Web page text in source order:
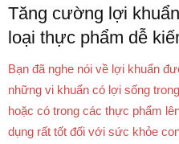
Tăng cường lợi
loại thực phẩm dễ
Bạn đã nghe nói về lợi khuẩn
những vi khuẩn có lợi sống
hoặc có trong các thực phẩm
dụng rất tốt đối với sức khỏe